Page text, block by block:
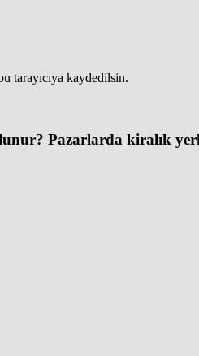
tarayıcıya kaydedilsin.
Pazarlarda kiralık